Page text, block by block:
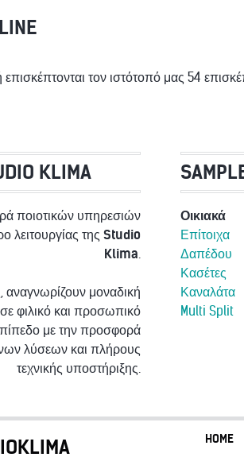
επισκέπτονται τον ιστότοπό μας 54
KLIMA
ποιοτικών υπηρεσιών
λειτουργίας της Studio
Klima.
αναγνωρίζουν μοναδική
φιλικό και προσωπικό
με την προσφορά
λύσεων και πλήρους
τεχνικής υποστήριξης.
Οικιακά
Επίτοιχα
Δαπέδου
Κασέτες
Καναλάτα
Multi Split
HOME